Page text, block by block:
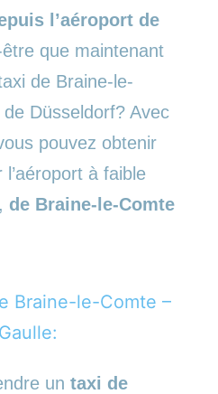
l’aéroport de
que maintenant
de Braine-le-
Düsseldorf? Avec
pouvez obtenir
à faible
de Braine-le-Comte
Braine-le-Comte –
un taxi de